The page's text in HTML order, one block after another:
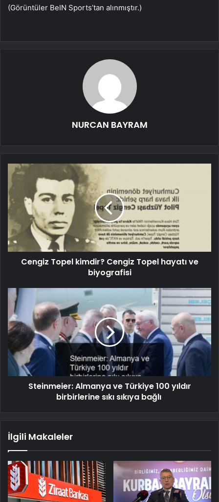
(Görüntüler BeIN Sports’tan alınmıştır.)
NURCAN BAYRAM
Cengiz Topel kimdir? Cengiz Topel hayatı ve
biyografisi
Steinmeier: Almanya ve Türkiye 100 yıldır
birbirlerine sıkı sıkıya bağlı
İlgili Makaleler